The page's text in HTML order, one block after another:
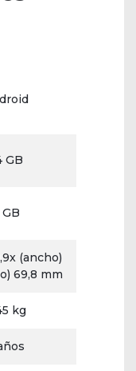
GB
(ancho)
69,8 mm
kg